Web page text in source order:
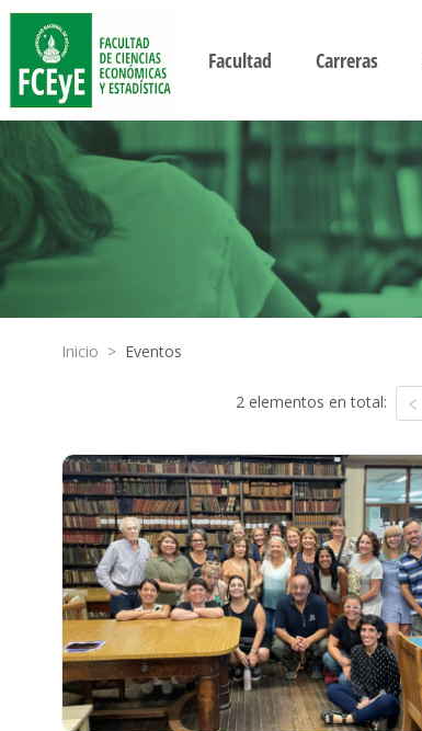
Facultad Carreras
Inicio > Eventos
2 elementos en total: